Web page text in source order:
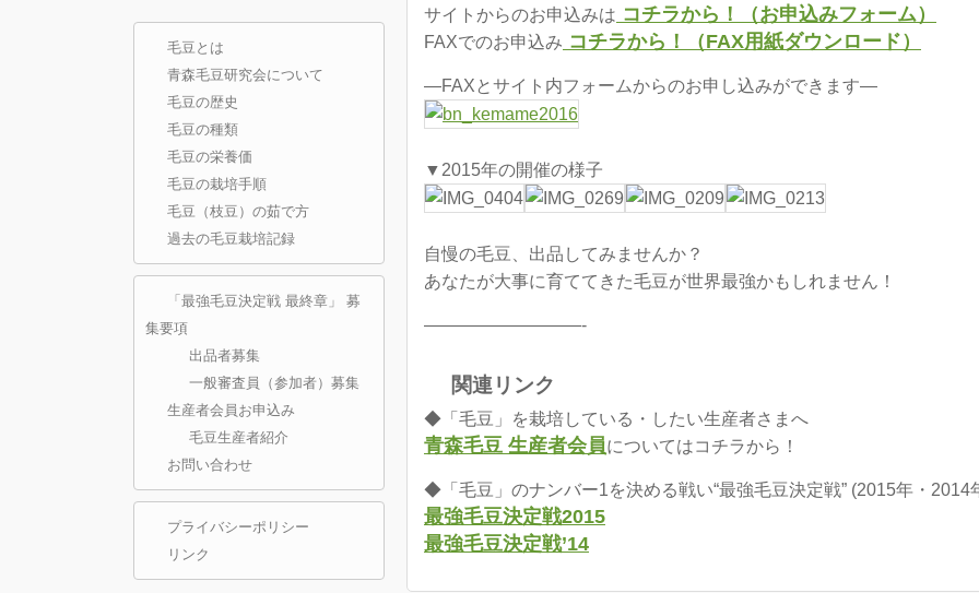
サイトからのお申込みは コチラから！（お申込みフォーム）
FAXでのお申込み コチラから！（FAX用紙ダウンロード）
―FAXとサイト内フォームからのお申し込みができます―
▼2015年の開催の様子
自慢の毛豆、出品してみませんか？
あなたが大事に育ててきた毛豆が世界最強かもしれません！
—————————-
関連リンク
◆「毛豆」を栽培している・したい生産者さまへ
青森毛豆 生産者会員についてはコチラから！
◆「毛豆」のナンバー1を決める戦い“最強毛豆決定戦” (2015年・2014
最強毛豆決定戦2015
最強毛豆決定戦’14
毛豆とは
青森毛豆研究会について
毛豆の歴史
毛豆の種類
毛豆の栄養価
毛豆の栽培手順
毛豆（枝豆）の茹で方
過去の毛豆栽培記録
「最強毛豆決定戦 最終章」 募
集要項
出品者募集
一般審査員（参加者）募集
生産者会員お申込み
毛豆生産者紹介
お問い合わせ
プライバシーポリシー
リンク